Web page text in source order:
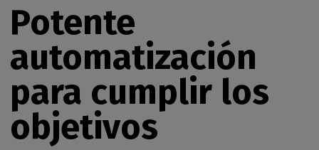
Potente
automatización
para cumplir los
objetivos